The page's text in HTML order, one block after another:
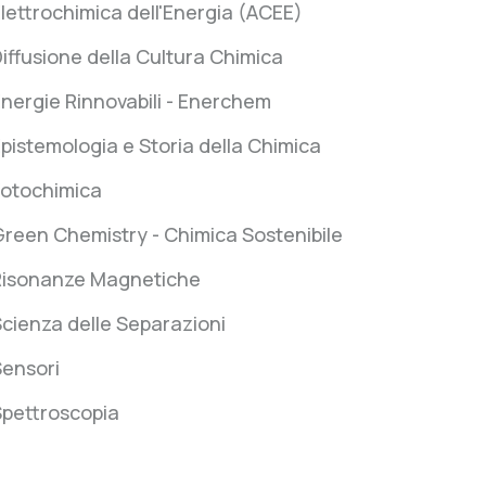
dell'Energia (ACEE)
della Cultura Chimica
Rinnovabili - Enerchem
e Storia della Chimica
Chemistry - Chimica Sostenibile
Magnetiche
delle Separazioni